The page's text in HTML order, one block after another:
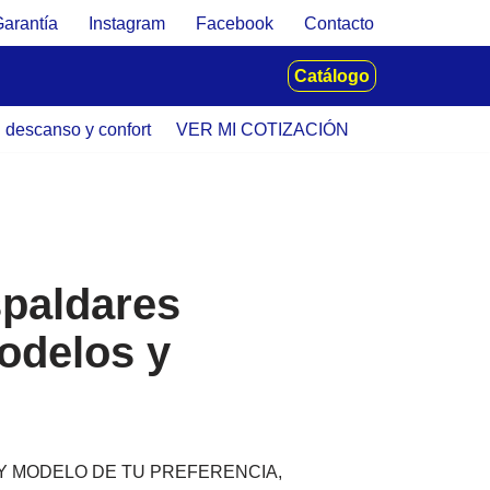
Instagram Facebook Contacto
Catálogo
descanso y confort VER MI COTIZACIÓN
y
MODELO DE TU PREFERENCIA,